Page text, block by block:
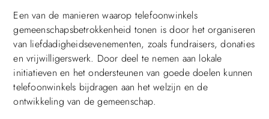
Een van de manieren waarop telefoonwinkels
gemeenschapsbetrokkenheid tonen is door het organiseren
van liefdadigheidsevenementen, zoals fundraisers, donaties
en vrijwilligerswerk. Door deel te nemen aan lokale
initiatieven en het ondersteunen van goede doelen kunnen
telefoonwinkels bijdragen aan het welzijn en de
ontwikkeling van de gemeenschap.